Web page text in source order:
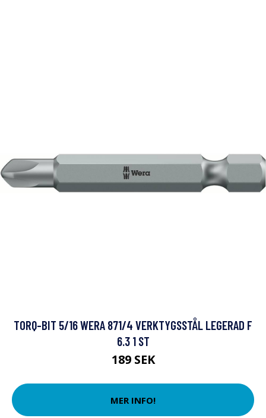
TORQ-BIT 5/16 WERA 871/4 VERKTYGSSTÅL LEGERAD F
6.3 1 ST
189 SEK
MER INFO!